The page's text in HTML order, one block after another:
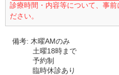
診療時間・内容等について、事
ださい。
備考: 木曜AMのみ
土曜18時まで
予約制
臨時休診あり